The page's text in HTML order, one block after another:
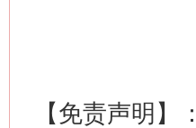
【免责声明
这是一记警钟！